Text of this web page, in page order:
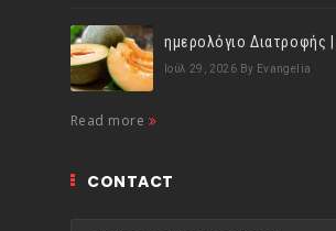
Ιούλ 29, 2026 By Evangelia
Read more
CONTACT